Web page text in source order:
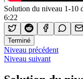
Solution du niveau 1-10
6:22
Terminé
Niveau précédent
Niveau suivant